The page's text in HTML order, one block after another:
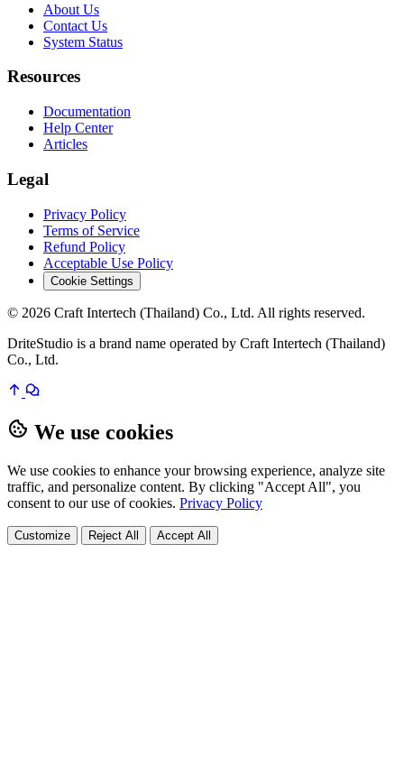
About Us
Contact Us
System Status
Resources
Documentation
Help Center
Articles
Legal
Privacy Policy
Terms of Service
Refund Policy
Acceptable Use Policy
Cookie Settings
© 2026 Craft Intertech (Thailand) Co., Ltd. All rights reserved.
DriteStudio is a brand name operated by Craft Intertech (Thailand)
Co., Ltd.
We use cookies
We use cookies to enhance your browsing experience, analyze site
traffic, and personalize content. By clicking "Accept All", you
consent to our use of cookies. Privacy Policy
Customize Reject All Accept All